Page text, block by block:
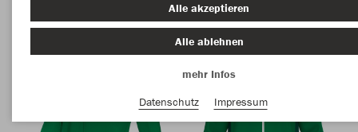
Alle akzeptieren
Alle ablehnen
mehr Infos
Datenschutz
Impressum